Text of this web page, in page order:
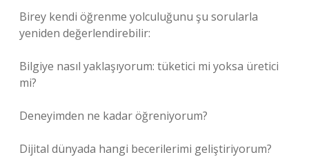
Birey kendi öğrenme yolculuğunu şu sorularla
yeniden değerlendirebilir:
Bilgiye nasıl yaklaşıyorum: tüketici mi yoksa üretici
mi?
Deneyimden ne kadar öğreniyorum?
Dijital dünyada hangi becerilerimi geliştiriyorum?